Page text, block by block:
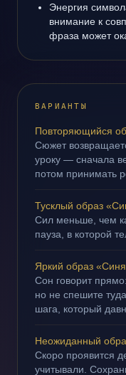
Энергия
внимание к
фраза может
ВАРИАНТЫ
Повторяющийся
Сюжет
уроку — сначала
потом принимать
Тусклый образ
Сил меньше, чем
пауза, в которой
Яркий образ
Сон говорит
но не спешите
шага, который
Неожиданный
Скоро проявится
учитывали.